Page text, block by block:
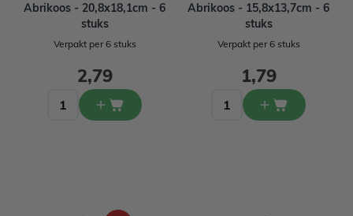
Abrikoos - 20,8x18,1cm - 6
stuks
Verpakt per 6 stuks
2,79
Abrikoos - 15,8x13,7cm - 6
stuks
Verpakt per 6 stuks
1,79